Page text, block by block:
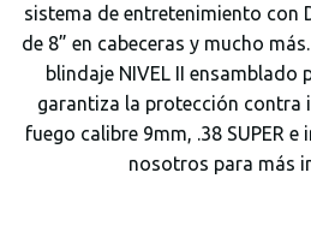
sistema de entretenimiento con
de 8” en cabeceras y mucho
blindaje NIVEL II ensamblado
garantiza la protección contra
fuego calibre 9mm, .38 SUPER
nosotros para más